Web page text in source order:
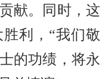
献。同时，这
利，“我们敬
的功绩，将永